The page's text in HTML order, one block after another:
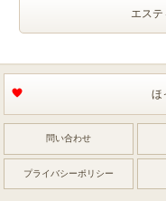
エステ
ほ
問い合わせ
プライバシーポリシー